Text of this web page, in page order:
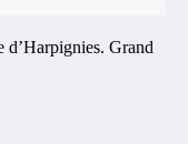
d’Harpignies. Grand